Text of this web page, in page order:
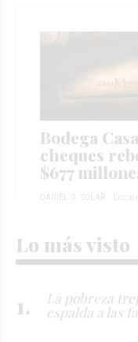
Bodega
cheques
$677
DANIEL G. SOLAR
Lo más visto
La pobreza
espalda a las